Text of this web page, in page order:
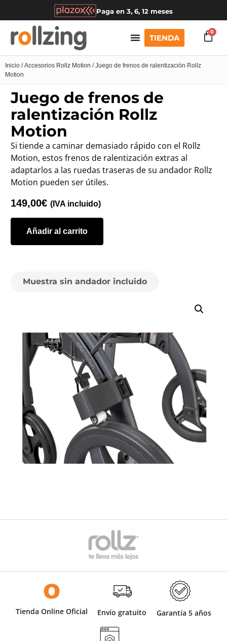
Paga en 3, 6, 12 meses
TIENDA
0
Inicio /Accesorios Rollz Motion / Juego de frenos de ralentización Rollz
Motion
Muestra sin andador incluido
Juego de frenos de
ralentización Rollz
Motion
Si tiende a caminar demasiado rápido con el Rollz
Motion, estos frenos de ralentización extras al
adaptarlos a las ruedas traseras de su andador Rollz
Motion pueden ser útiles.
149,00€ (IVA incluido)
Añadir al carrito
Tienda Online Oficial Envío gratuito Garantía 5 años